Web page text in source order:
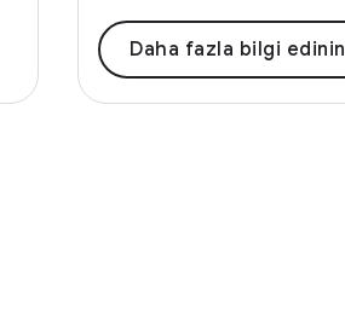
Daha fazla bilgi edinin